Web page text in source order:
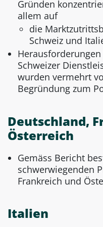
Gründen
allem auf
die
Schweiz und
Schweizer
wurden vermehrt
Begründung zum
Deutschland,
Österreich
Gemäss Bericht
schwerwiegenden
Frankreich und
Italien